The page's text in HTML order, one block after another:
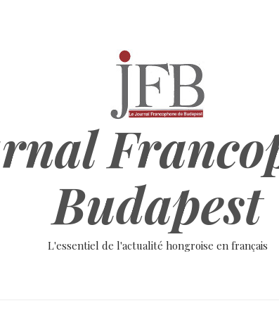
Budapest
L'essentiel de l'actualité hongroise en français